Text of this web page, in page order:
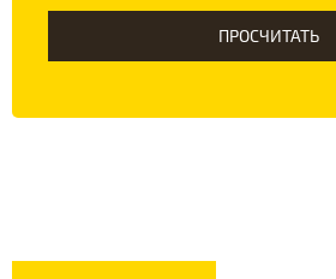
ПРОСЧИТАТЬ